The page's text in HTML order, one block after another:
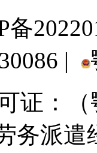
备
|
证：
务派